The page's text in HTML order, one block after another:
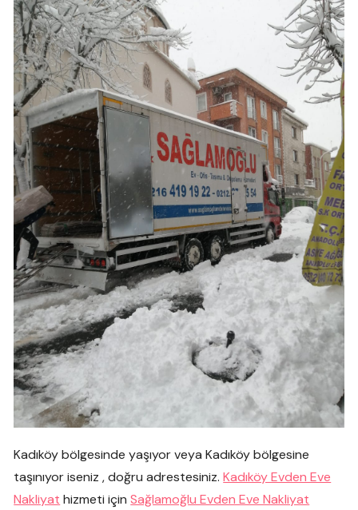
Kadıköy bölgesinde yaşıyor veya Kadıköy bölgesine
taşınıyor iseniz , doğru adrestesiniz.Kadıköy Evden Eve
Nakliyat hizmeti içinSağlamoğlu Evden Eve Nakliyat